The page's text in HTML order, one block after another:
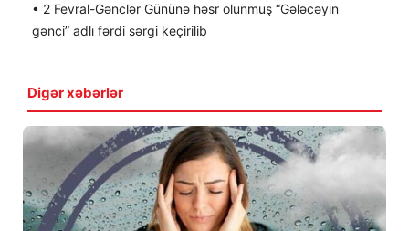
• 2 Fevral-Gənclər Gününə həsr olunmuş “Gələcəyin
gənci” adlı fərdi sərgi keçirilib
Digər xəbərlər